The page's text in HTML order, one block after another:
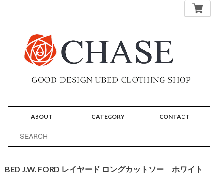
ABOUT CATEGORY CONTACT
BED J.W. FORD レイヤード ロングカットソー ホワイト